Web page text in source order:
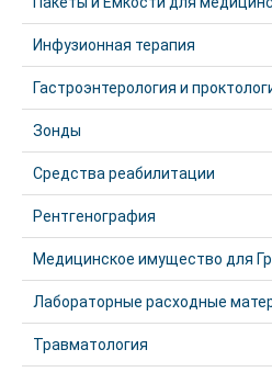
Инфузионная терапия
Гастроэнтерология и
Зонды
Средства реабилитации
Рентгенография
Медицинское имущество для
Лабораторные расходные
Травматология